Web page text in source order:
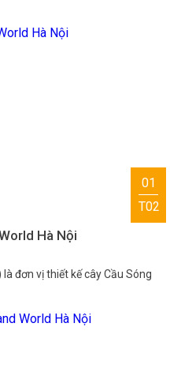
01
T02
Hà Nội
đơn vị thiết kế cây Cầu Sóng